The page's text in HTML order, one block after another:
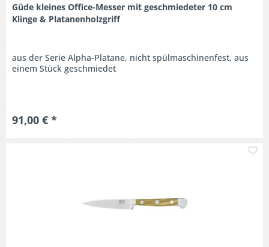
Güde kleines Office-Messer mit geschmiedeter 10 cm
Klinge & Platanenholzgriff
aus der Serie Alpha-Platane, nicht spülmaschinenfest, aus
einem Stück geschmiedet
91,00 € *